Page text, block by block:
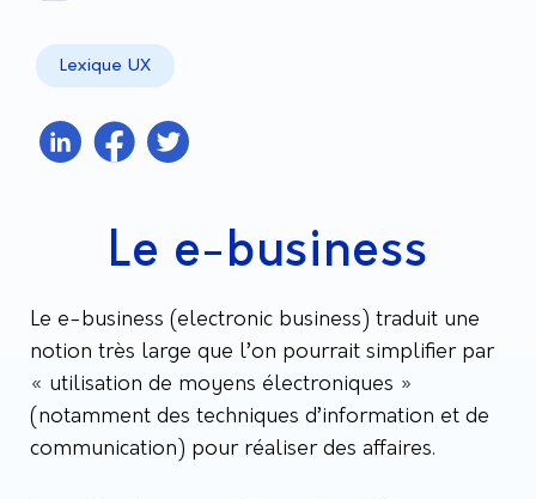
Lexique UX
Le e-business
Le e-business (electronic business) traduit une
notion très large que l’on pourrait simplifier par
« utilisation de moyens électroniques »
(notamment des techniques d’information et de
communication) pour réaliser des affaires.